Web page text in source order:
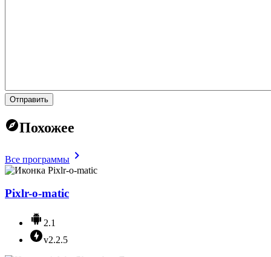
Отправить
Похожее
Все программы
Pixlr-o-matic
2.1
v2.2.5